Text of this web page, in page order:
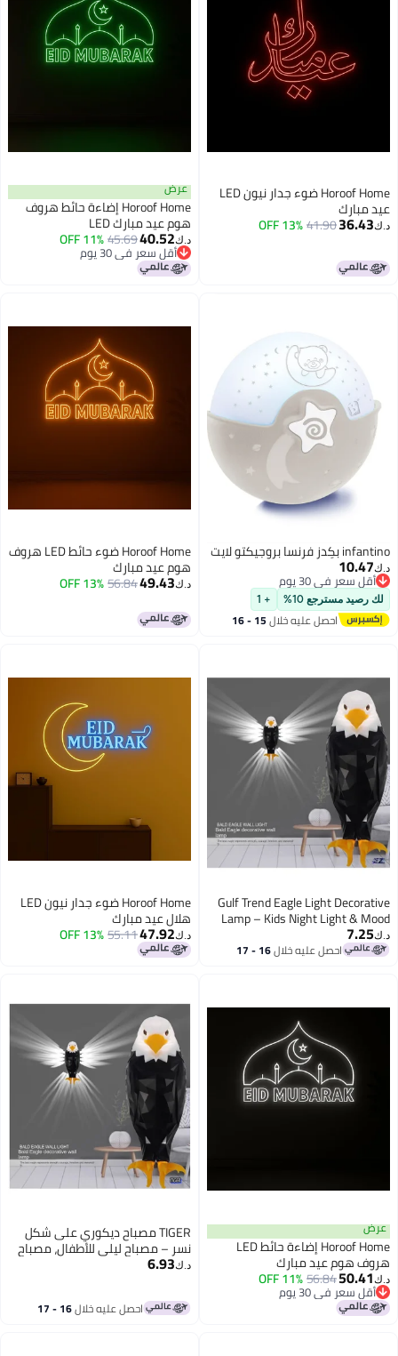
Horoof Home ضوء جدار نيون LED
عيد مبارك
د.ك‏36.43
41.90
13% OFF
عرض
Horoof Home إضاءة حائط هروف
هوم عيد مبارك LED
د.ك‏40.52
45.69
11% OFF
أقل سعر في 30 يوم
أقل سعر في 30 يوم
infantino بكِدز فرنسا بروجيكتو لايت
د.ك‏10.47
أقل سعر في 30 يوم
أقل سعر في 30 يوم
لك رصيد مسترجع 10% + 1
احصل عليه خلال 15 - 16
Horoof Home ضوء حائط LED هروف
هوم عيد مبارك
د.ك‏49.43
56.84
13% OFF
Gulf Trend Eagle Light Decorative
Lamp – Kids Night Light & Mood
Light – LED Wall Light with
Remote Control – Magnetic, USB
Room, Hallway, Office
د.ك‏7.25
احصل عليه خلال 16 - 17
Horoof Home ضوء جدار نيون LED
هلال عيد مبارك
د.ك‏47.92
55.11
13% OFF
عرض
Horoof Home إضاءة حائط LED
هروف هوم عيد مبارك
د.ك‏50.41
56.84
11% OFF
أقل سعر في 30 يوم
أقل سعر في 30 يوم
TIGER مصباح ديكوري على شكل
نسر – مصباح ليلي للأطفال، مصباح
LED مزاجي مع جهاز تحكم عن بعد،
على الحائط، قابل لإعادة الشحن عبر
USB، يعمل بالبطارية، مصباح نسر
د.ك‏6.93
احصل عليه خلال 16 - 17